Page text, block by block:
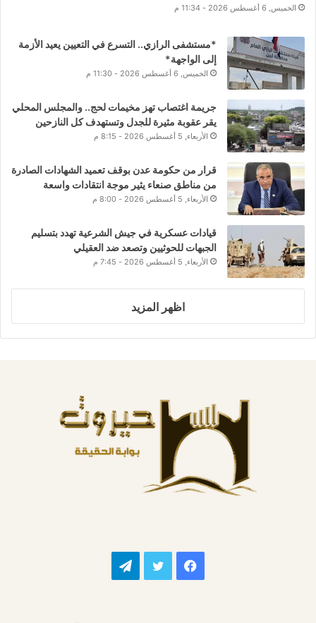
الخميس, 6 أغسطس 2026 - 11:34 م
*مستشفى الرازي.. التسرع في التعيين يعيد الأزمة
إلى الواجهة*
الخميس, 6 أغسطس 2026 - 11:30 م
جريمة اغتصاب تهز مخيمات لحج.. والمجلس المحلي
يقر عقوبة مثيرة للجدل وتستهدف كل النازحين
الأربعاء, 5 أغسطس 2026 - 8:15 م
قرار من حكومة عدن بوقف تعميد الشهادات الصادرة
من مناطق صنعاء يثير موجة انتقادات واسعة
الأربعاء, 5 أغسطس 2026 - 8:00 م
قيادات عسكرية في جيش الشرعية تهدد بتسليم
الجبهات للحوثيين وتصعد ضد العقيلي
الأربعاء, 5 أغسطس 2026 - 7:45 م
اظهر المزيد
فيسبوك تويتر تيلقرام